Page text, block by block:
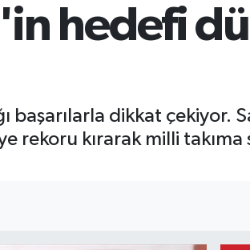
hedefi
başarılarla dikkat çekiyor.
rekoru kırarak milli